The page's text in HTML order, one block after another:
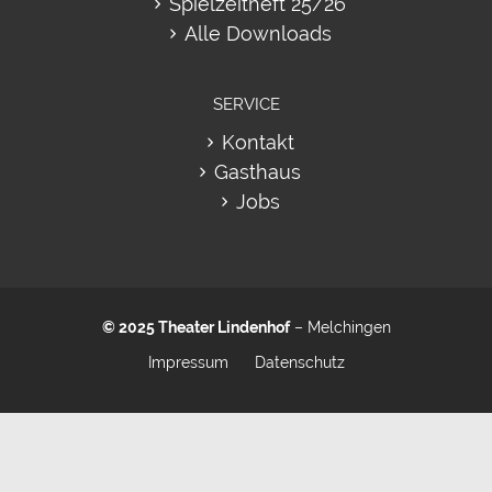
Alle Downloads
SERVICE
Kontakt
Gasthaus
Jobs
© 2025Theater Lindenhof– Melchingen
Impressum
Datenschutz